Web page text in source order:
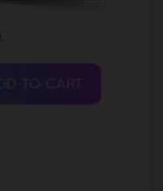
TO CART